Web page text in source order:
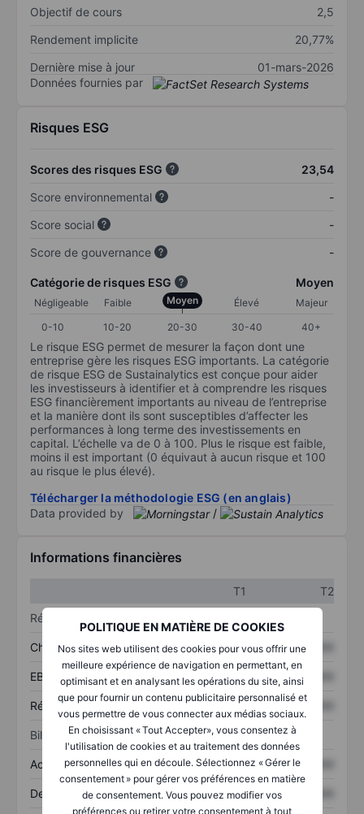
POLITIQUE EN MATIÈRE DE COOKIES
Nos sites web utilisent des cookies pour vous offrir une
meilleure expérience de navigation en permettant, en
optimisant et en analysant les opérations du site, ainsi
que pour fournir un contenu publicitaire personnalisé et
vous permettre de vous connecter aux médias sociaux.
En choisissant « Tout Accepter», vous consentez à
l'utilisation de cookies et au traitement des données
personnelles qui en découle. Sélectionnez « Gérer le
consentement » pour gérer vos préférences en matière
de consentement. Vous pouvez modifier vos
préférences ou retirer votre consentement à tout
Objectif de cours
2,5
Rendement implicite
20,77%
Dernière mise à jour
01-mars-2026
Données fournies par
Risques ESG
Scores des risques ESG
23,54
Score environnemental
-
Score social
-
Score de gouvernance
-
Catégorie de risques ESG Moyen
Négligeable Faible Moyen Élevé
Majeur
0-10
10-20 20-30 30-40 40+
Le risque ESG permet de mesurer la façon dont une
entreprise gère les risques ESG importants. La catégorie
de risque ESG de Sustainalytics est conçue pour aider
les investisseurs à identifier et à comprendre les risques
ESG financièrement importants au niveau de l’entreprise
et la manière dont ils sont susceptibles d’affecter les
performances à long terme des investissements en
capital. L’échelle va de 0 à 100. Plus le risque est faible,
moins il est important (0 équivaut à aucun risque et 100
au risque le plus élevé).
Télécharger la méthodologie ESG (en anglais)
Data provided by
/
Informations financières
T1
T2
Résultats
Chiffre d’affaires XXXXXXX XXXXXXX
EBITDA XXXXXXX XXXXXXX
Résultat net XXXXXXX XXXXXXX
Bilan
Actifs totaux XXXXXXX XXXXXXX
Dette totale XXXXXXX